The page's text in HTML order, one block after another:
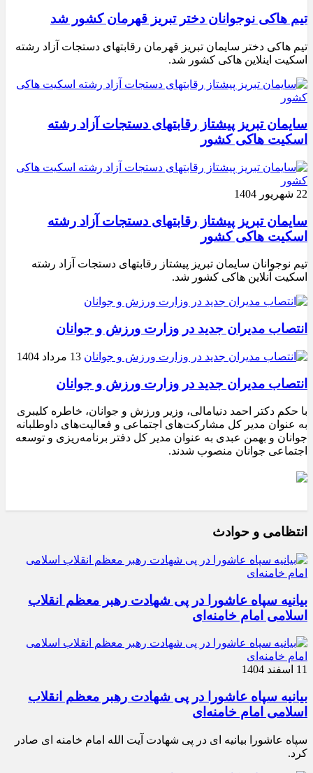
تیم هاکی نوجوانان دختر تبریز قهرمان کشور شد
تیم هاکی دختر سایمان تبریز قهرمان رقابتهای دستجات آزاد رشته
اسکیت اینلاین هاکی کشور شد.
سایمان تبریز پیشتاز رقابتهای دستجات آزاد رشته
اسکیت هاکی کشور
22 شهریور 1404
سایمان تبریز پیشتاز رقابتهای دستجات آزاد رشته
اسکیت هاکی کشور
تیم نوجوانان سایمان تبریز پیشتاز رقابتهای دستجات آزاد رشته
اسکیت آنلاین هاکی کشور شد.
انتصاب مدیران جدید در وزارت ورزش و جوانان
13 مرداد 1404
انتصاب مدیران جدید در وزارت ورزش و جوانان
با حکم دکتر احمد دنیامالی، وزیر ورزش و جوانان، خاطره کلیبری
به عنوان مدیر کل مشارکت‌های اجتماعی و فعالیت‌های داوطلبانه
جوانان و بهمن عبدی به عنوان مدیر کل دفتر برنامه‌ریزی و توسعه
اجتماعی جوانان منصوب شدند.
انتظامی و حوادث
بیانیه سپاه عاشورا در پی شهادت رهبر معظم انقلاب
اسلامی امام خامنه‌ای
11 اسفند 1404
بیانیه سپاه عاشورا در پی شهادت رهبر معظم انقلاب
اسلامی امام خامنه‌ای
سپاه عاشورا بیانیه ای در پی شهادت آیت الله امام خامنه ای صادر
کرد.